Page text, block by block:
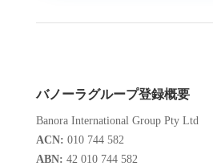
バノーラグループ登録概要
Banora International Group Pty Ltd
ACN: 010 744 582
ABN: 42 010 744 582